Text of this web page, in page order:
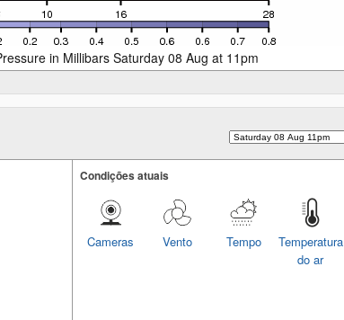
in Millibars Saturday 08 Aug at 11pm
Condições atuais
Temperatura
do ar
Tempo
Vento
Cameras